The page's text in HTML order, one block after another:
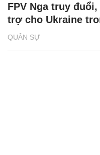
QUÂN SỰ
FPV Nga truy
trợ cho Ukraine